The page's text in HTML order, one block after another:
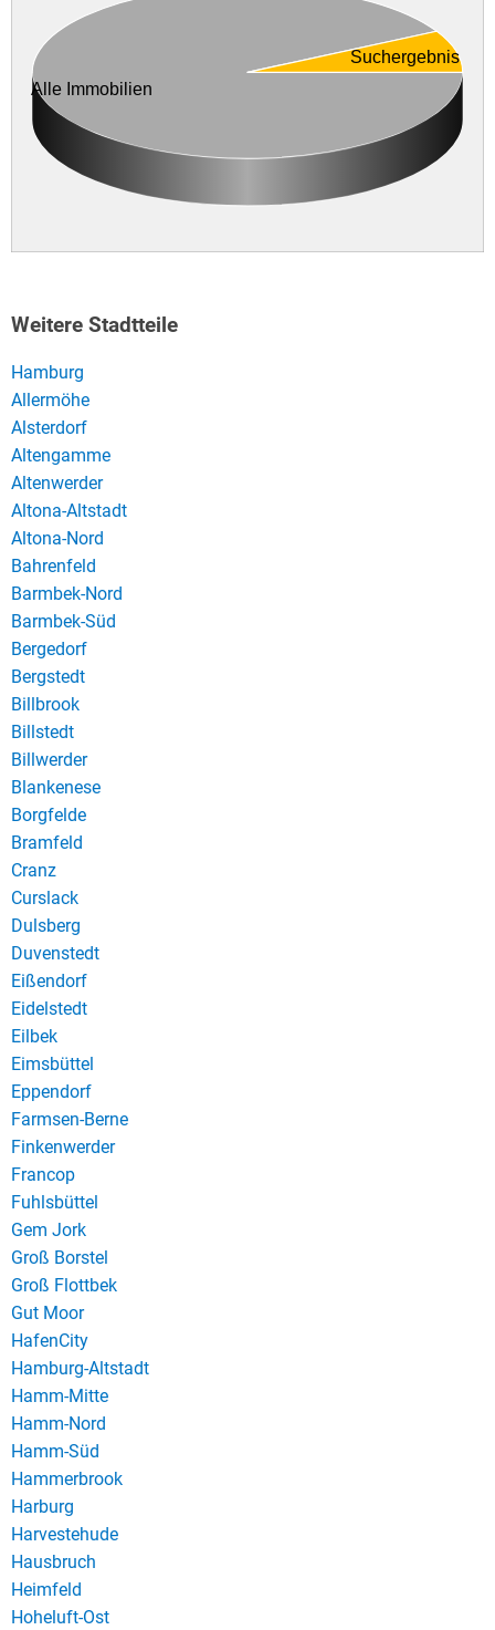
Alle Immobilien
Suchergebnis
Weitere Stadtteile
Hamburg
Allermöhe
Alsterdorf
Altengamme
Altenwerder
Altona-Altstadt
Altona-Nord
Bahrenfeld
Barmbek-Nord
Barmbek-Süd
Bergedorf
Bergstedt
Billbrook
Billstedt
Billwerder
Blankenese
Borgfelde
Bramfeld
Cranz
Curslack
Dulsberg
Duvenstedt
Eißendorf
Eidelstedt
Eilbek
Eimsbüttel
Eppendorf
Farmsen-Berne
Finkenwerder
Francop
Fuhlsbüttel
Gem Jork
Groß Borstel
Groß Flottbek
Gut Moor
HafenCity
Hamburg-Altstadt
Hamm-Mitte
Hamm-Nord
Hamm-Süd
Hammerbrook
Harburg
Harvestehude
Hausbruch
Heimfeld
Hoheluft-Ost